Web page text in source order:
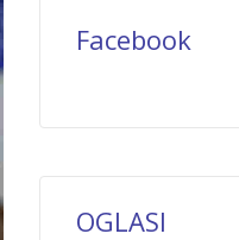
Facebook
OGLASI